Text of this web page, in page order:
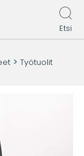
Etsi
Työtuolit